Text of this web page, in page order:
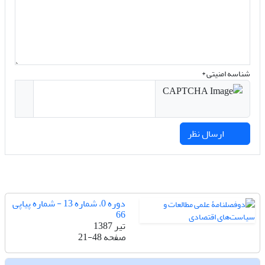
شناسه امنیتی *
دوره 0، شماره 13 - شماره پیاپی
66
تیر 1387
صفحه21-48